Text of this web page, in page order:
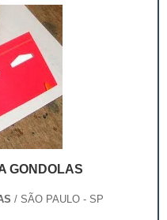
papéis de maior
estético mais apurado
flyers podem ser
Uma delas é para
um empreendimento
segmento que costuma
de bebidas: elas criam
imagens extremamente
mundo do marketing
GONDOLAS
/ SÃO PAULO - SP